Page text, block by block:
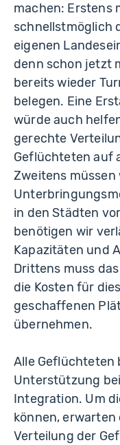
machen: Erstens
schnellstmöglich
eigenen
denn schon jetzt
bereits wieder
belegen. Eine
würde auch
gerechte
Geflüchteten auf
Zweitens müssen
in den Städten
benötigen wir
Kapazitäten und
Drittens muss
die Kosten für
geschaffenen
übernehmen.
Alle Geflüchteten
Unterstützung
Integration. Um
können,
Verteilung der